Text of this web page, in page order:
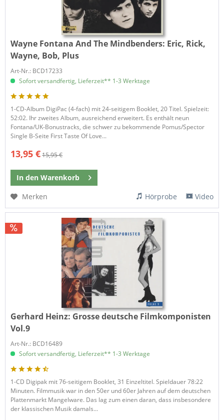
Wayne Fontana And The Mindbenders: Eric, Rick,
Wayne, Bob, Plus
Art-Nr.: BCD17233
Sofort versandfertig, Lieferzeit** 1-3 Werktage
1-CD-Album DigiPac (4-fach) mit 24-seitigem Booklet, 20 Titel. Spielzeit:
52:02. Ihr zweites Album, ausreichend erweitert. Es enthält neun
Fontana/UK-Bonustracks, die schwer zu bekommende Pomus/Spector
Single B-Seite First Taste Of Love...
13,95 €15,95 €
In den Warenkorb
Merken
Hörprobe Video
Gerhard Heinz: Grosse deutsche Filmkomponisten
Vol.9
Art-Nr.: BCD16489
Sofort versandfertig, Lieferzeit** 1-3 Werktage
1-CD Digipak mit 76-seitigem Booklet, 31 Einzeltitel. Spieldauer 78:22
Minuten. Filmmusik war in den 50er und 60er Jahren auf dem deutschen
Plattenmarkt Mangelware. Das lag zum einen daran, dass insbesondere
der klassischen Musik damals...